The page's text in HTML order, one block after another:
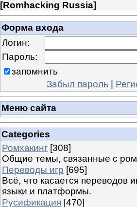
[Romhacking Russia]
Форма входа
Логин:
Пароль:
запомнить
Забыл пароль |
Меню сайта
Categories
Ромхакинг [308]
Общие темы, связанные с
Переводы игр [695]
Всё, что касается переводов
языки и платформы.
Русификация [470]